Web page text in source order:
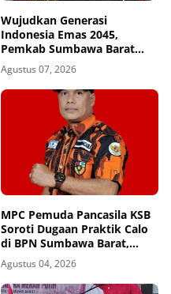
Wujudkan Generasi
Indonesia Emas 2045,
Pemkab Sumbawa Barat
Perkuat Komitmen Lewat
Seminar Kesehatan 1.000
HPK
Agustus 07, 2026
MPC Pemuda Pancasila KSB
Soroti Dugaan Praktik Calo
di BPN Sumbawa Barat,
Desak Evaluasi Total dan
Turun Tangan Aparat
Penegak Hukum
Agustus 04, 2026